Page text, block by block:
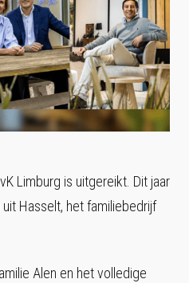
Limburg is uitgereikt. Dit jaar
Hasselt, het familiebedrijf
Alen en het volledige